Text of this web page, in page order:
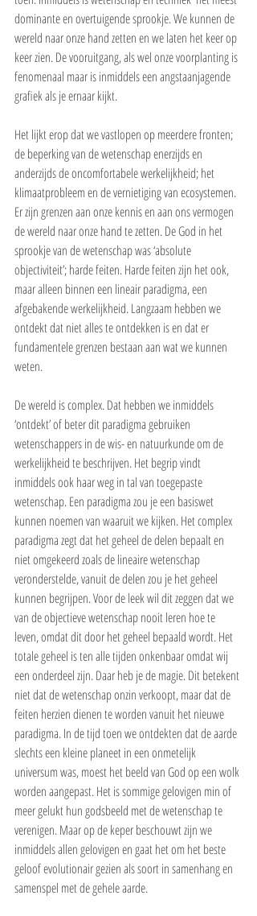
dominante en overtuigende sprookje. We kunnen de
wereld naar onze hand zetten en we laten het keer op
keer zien. De vooruitgang, als wel onze voorplanting is
fenomenaal maar is inmiddels een angstaanjagende
grafiek als je ernaar kijkt.
Het lijkt erop dat we vastlopen op meerdere fronten;
de beperking van de wetenschap enerzijds en
anderzijds de oncomfortabele werkelijkheid; het
klimaatprobleem en de vernietiging van ecosystemen.
Er zijn grenzen aan onze kennis en aan ons vermogen
de wereld naar onze hand te zetten. De God in het
sprookje van de wetenschap was ‘absolute
objectiviteit’; harde feiten. Harde feiten zijn het ook,
maar alleen binnen een lineair paradigma, een
afgebakende werkelijkheid. Langzaam hebben we
ontdekt dat niet alles te ontdekken is en dat er
fundamentele grenzen bestaan aan wat we kunnen
weten.
De wereld is complex. Dat hebben we inmiddels
‘ontdekt’ of beter dit paradigma gebruiken
wetenschappers in de wis- en natuurkunde om de
werkelijkheid te beschrijven. Het begrip vindt
inmiddels ook haar weg in tal van toegepaste
wetenschap. Een paradigma zou je een basiswet
kunnen noemen van waaruit we kijken. Het complex
paradigma zegt dat het geheel de delen bepaalt en
niet omgekeerd zoals de lineaire wetenschap
veronderstelde, vanuit de delen zou je het geheel
kunnen begrijpen. Voor de leek wil dit zeggen dat we
van de objectieve wetenschap nooit leren hoe te
leven, omdat dit door het geheel bepaald wordt. Het
totale geheel is ten alle tijden onkenbaar omdat wij
een onderdeel zijn. Daar heb je de magie. Dit betekent
niet dat de wetenschap onzin verkoopt, maar dat de
feiten herzien dienen te worden vanuit het nieuwe
paradigma. In de tijd toen we ontdekten dat de aarde
slechts een kleine planeet in een onmetelijk
universum was, moest het beeld van God op een wolk
worden aangepast. Het is sommige gelovigen min of
meer gelukt hun godsbeeld met de wetenschap te
verenigen. Maar op de keper beschouwt zijn we
inmiddels allen gelovigen en gaat het om het beste
geloof evolutionair gezien als soort in samenhang en
samenspel met de gehele aarde.